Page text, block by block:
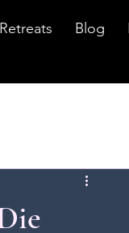
Retreats Blog